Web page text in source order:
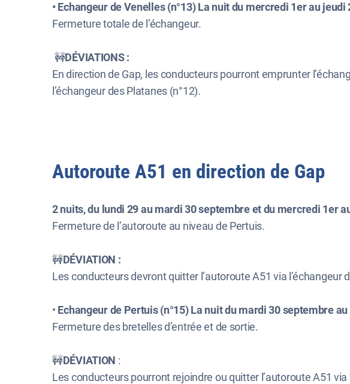
• Echangeur de Venelles (n°13) La nuit du mercredi 1er au jeudi
Fermeture totale de l’échangeur.
🚧DÉVIATIONS :
En direction de Gap, les conducteurs pourront emprunter
l’échangeur des Platanes (n°12).
Autoroute A51 en direction de Gap
2 nuits, du lundi 29 au mardi 30 septembre et du mercredi 1er
Fermeture de l’autoroute au niveau de Pertuis.
🚧DÉVIATION :
Les conducteurs devront quitter l’autoroute A51 via l’échangeur
• Echangeur de Pertuis (n°15) La nuit du mardi 30 septembre
Fermeture des bretelles d’entrée et de sortie.
🚧DÉVIATION :
Les conducteurs pourront rejoindre ou quitter l’autoroute A51 via